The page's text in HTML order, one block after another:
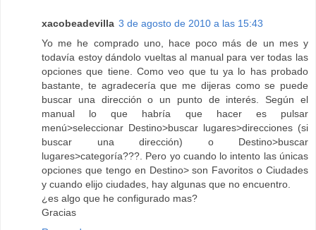
xacobeadevilla 3 de agosto de 2010 a las 15:43
Yo me he comprado uno, hace poco más de un mes y
todavía estoy dándolo vueltas al manual para ver todas las
opciones que tiene. Como veo que tu ya lo has probado
bastante, te agradecería que me dijeras como se puede
buscar una dirección o un punto de interés. Según el
manual lo que habría que hacer es pulsar
menú>seleccionar Destino>buscar lugares>direcciones (si
buscar una dirección) o Destino>buscar
lugares>categoría???. Pero yo cuando lo intento las únicas
opciones que tengo en Destino> son Favoritos o Ciudades
y cuando elijo ciudades, hay algunas que no encuentro.
¿es algo que he configurado mas?
Gracias